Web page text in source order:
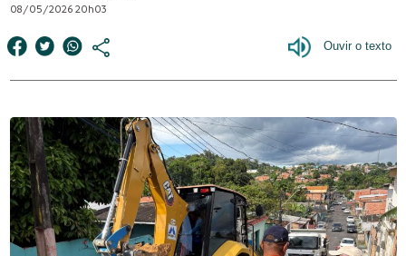
08/05/2026 20h03